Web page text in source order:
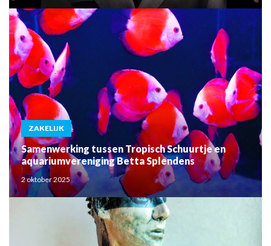
ZAKELIJK
Samenwerking tussen Tropisch Schuurtje en
aquariumvereniging Betta Splendens
2 oktober 2025